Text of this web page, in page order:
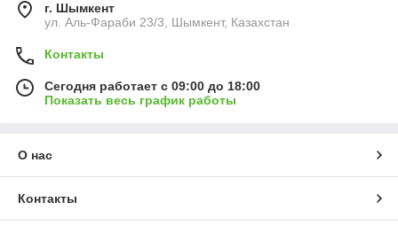
г. Шымкент
ул. Аль-Фараби 23/3, Шымкент, Казахстан
Контакты
Сегодня работает с 09:00 до 18:00
Показать весь график работы
О нас
Контакты